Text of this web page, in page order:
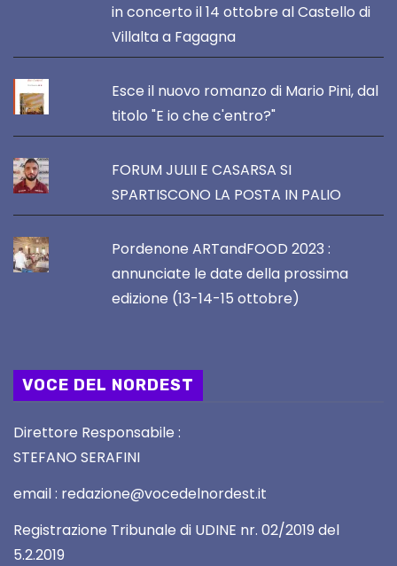
in concerto il 14 ottobre al Castello di
Villalta a Fagagna
Esce il nuovo romanzo di Mario Pini, dal
titolo "E io che c'entro?"
FORUM JULII E CASARSA SI
SPARTISCONO LA POSTA IN PALIO
Pordenone ARTandFOOD 2023 :
annunciate le date della prossima
edizione (13-14-15 ottobre)
VOCE DEL NORDEST
Direttore Responsabile :
STEFANO SERAFINI
email : redazione@vocedelnordest.it
Registrazione Tribunale di UDINE nr. 02/2019 del
5.2.2019